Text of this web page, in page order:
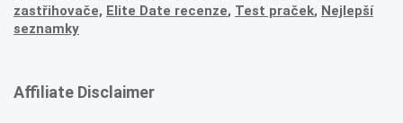
zastřihovače, Elite Date recenze, Test praček, Nejlepší
seznamky
Affiliate Disclaimer